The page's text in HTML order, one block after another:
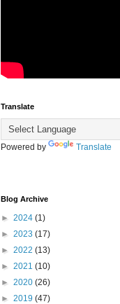
Translate
Powered by Translate
Blog Archive
► 2024 (1)
► 2023 (17)
► 2022 (13)
► 2021 (10)
► 2020 (26)
► 2019 (47)